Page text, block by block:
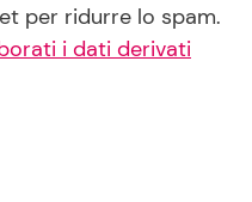
per ridurre lo spam.
i dati derivati